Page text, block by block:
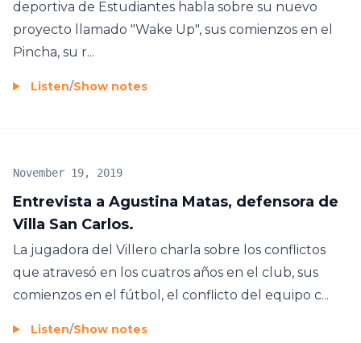
deportiva de Estudiantes habla sobre su nuevo
proyecto llamado "Wake Up", sus comienzos en el
Pincha, su r...
Listen/Show notes
Entrevista a Agustina Matas, defensora de
Villa San Carlos.
November 19, 2019
La jugadora del Villero charla sobre los conflictos
que atravesó en los cuatros años en el club, sus
comienzos en el fútbol, el conflicto del equipo c...
Listen/Show notes